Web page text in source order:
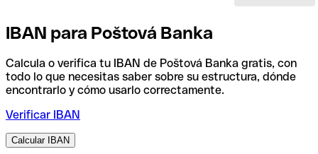
IBAN para Poštová Banka
Calcula o verifica tu IBAN de Poštová Banka gratis, con
todo lo que necesitas saber sobre su estructura, dónde
encontrarlo y cómo usarlo correctamente.
Verificar IBAN
Calcular IBAN